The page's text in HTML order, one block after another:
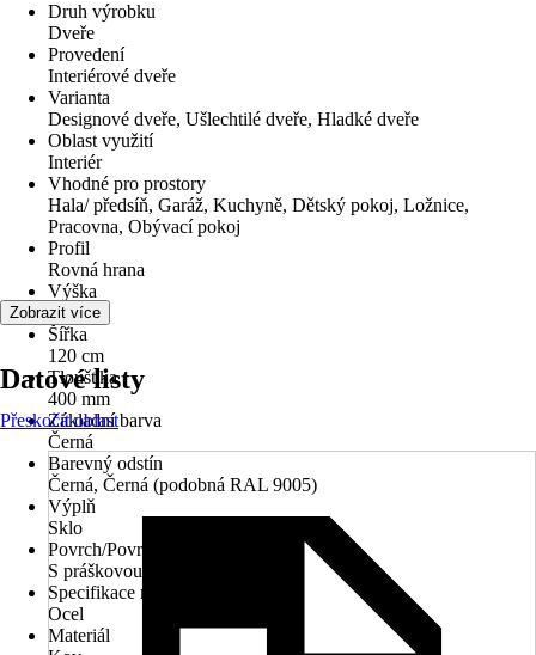
Druh výrobku
Dveře
Provedení
Interiérové dveře
Varianta
Designové dveře, Ušlechtilé dveře, Hladké dveře
Oblast využití
Interiér
Vhodné pro prostory
Hala/ předsíň, Garáž, Kuchyně, Dětský pokoj, Ložnice,
Pracovna, Obývací pokoj
Profil
Rovná hrana
Výška
250 cm
Šířka
120 cm
Tloušťka
400 mm
Základní barva
Černá
Barevný odstín
Černá, Černá (podobná RAL 9005)
Výplň
Sklo
Povrch/Povrchová úprava
S práškovou úpravou
Specifikace materiálu
Ocel
Materiál
Zobrazit více
Datové listy
Přeskočit oblast